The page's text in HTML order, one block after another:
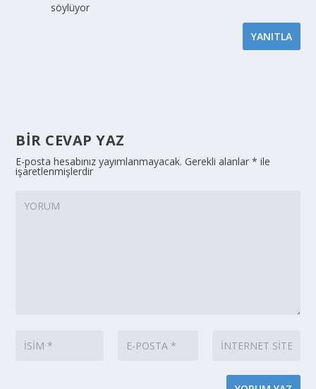
söylüyor
YANITLA
BIR CEVAP YAZ
E-posta hesabınız yayımlanmayacak. Gerekli alanlar* ile
işaretlenmişlerdir